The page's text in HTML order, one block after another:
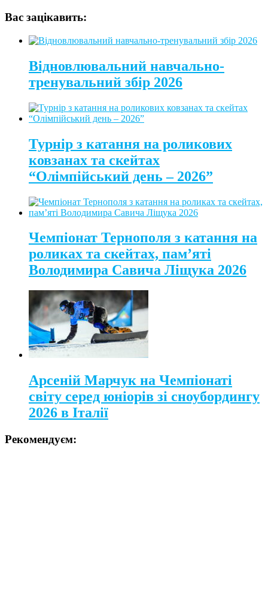
Вас зацікавить:
Відновлювальний навчально-
тренувальний збір 2026
Турнір з катання на роликових
ковзанах та скейтах
“Олімпійський день – 2026”
Чемпіонат Тернополя з катання на
роликах та скейтах, пам’яті
Володимира Савича Ліщука 2026
Арсеній Марчук на Чемпіонаті
світу серед юніорів зі сноубордингу
2026 в Італії
Рекомендуєм: